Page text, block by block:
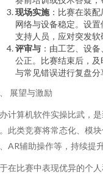
现场实施：比赛在装
网络与设备稳定。设
支持人员，应对突发软
评审与 ：由工艺、设
公正。比赛结束后，
与常见错误进行复盘分
展望与激励
计算机软件实操比武，
此类竞赛将常态化、模
AR辅助操作等，持续提
在比赛中表现优异的个